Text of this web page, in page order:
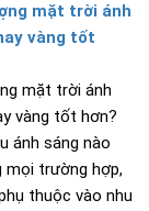
mặt trời ánh
vàng tốt
mặt trời ánh
vàng tốt hơn?
ánh sáng nào
trường hợp,
thuộc vào nhu